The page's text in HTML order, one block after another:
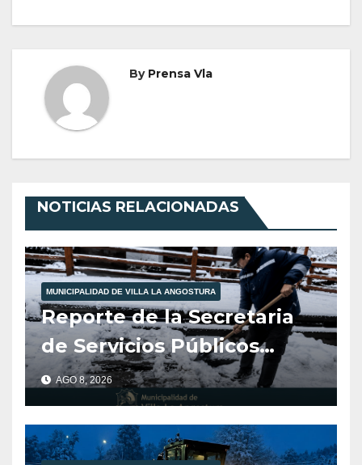
By Prensa Vla
NOTICIAS RELACIONADAS
MUNICIPALIDAD DE VILLA LA ANGOSTURA
Reporte de la Secretaria
de Servicios Públicos
Municipalidad de Villa la
Angostura dia 8/8/26
-12:00HS
AGO 8, 2026